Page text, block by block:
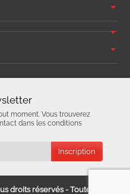
moment. Vous trouverez
dans les conditions
droits réservés - Toute